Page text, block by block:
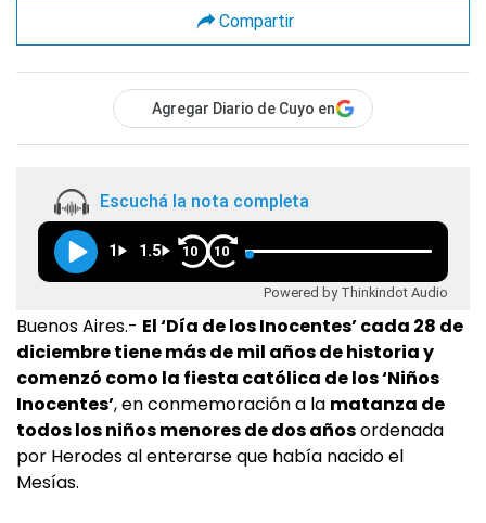
Compartir
Agregar Diario de Cuyo en
Escuchá la nota completa
1 1.5 10 10
Powered by Thinkindot Audio
Buenos Aires.- El ‘Día de los Inocentes’ cada 28 de
diciembre tiene más de mil años de historia y
comenzó como la fiesta católica de los ‘Niños
Inocentes’, en conmemoración a la matanza de
todos los niños menores de dos añosordenada
por Herodes al enterarse que había nacido el
Mesías.